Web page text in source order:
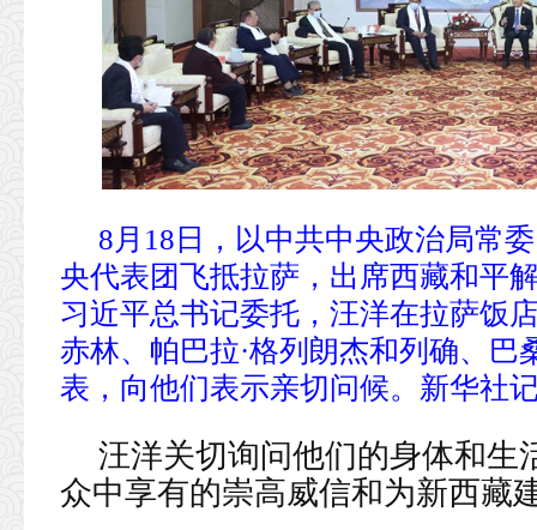
8月18日，以中共中央政治局常
央代表团飞抵拉萨，出席西藏和平
习近平总书记委托，汪洋在拉萨饭
赤林、帕巴拉·格列朗杰和列确、巴
表，向他们表示亲切问候。新华社
汪洋关切询问他们的身体和生
众中享有的崇高威信和为新西藏